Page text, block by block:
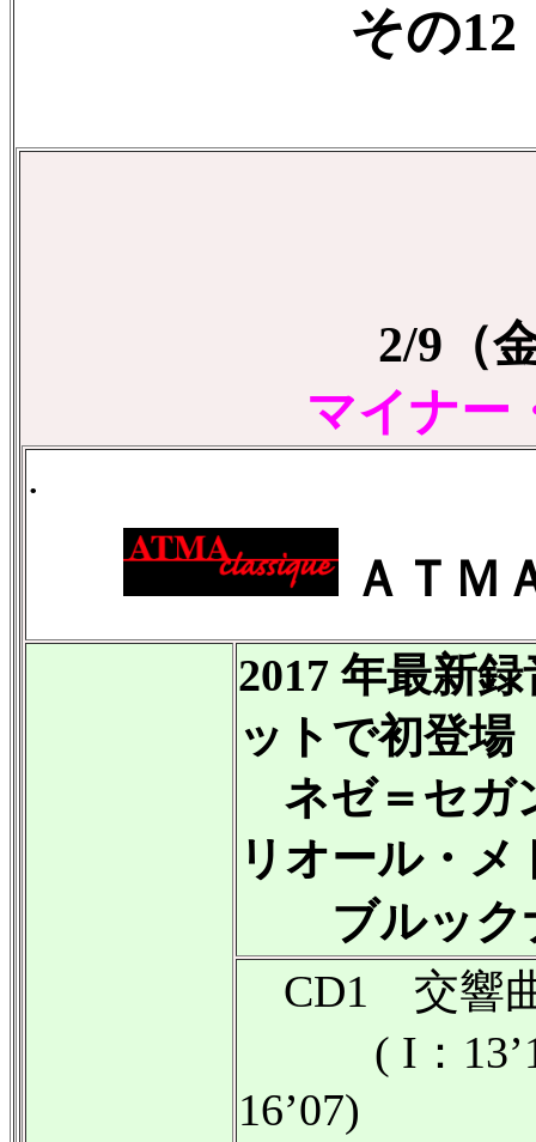
その
2/9（
マイナー
.
ＡＴＭ
2017 年最新
ットで初登場
ネゼ＝セガ
リオール・
ブルック
CD1 交響曲
( I：13’11/
16’07)